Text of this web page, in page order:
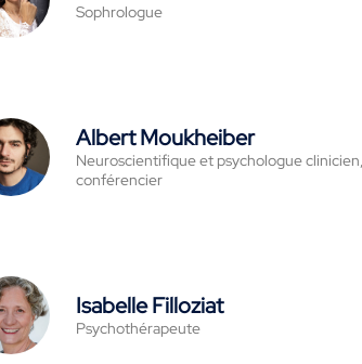
Sophrologue
Albert Moukheiber
Neuroscientifique et psychologue clinicien,
conférencier
Isabelle Filloziat
Psychothérapeute